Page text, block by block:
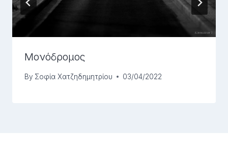
Μονόδρομος
By Σοφία Χατζηδημητρίου 03/04/2022